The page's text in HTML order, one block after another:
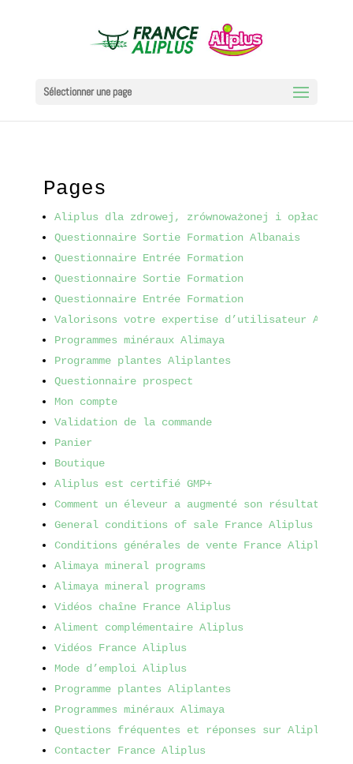
Sélectionner une page
Pages
Aliplus dla zdrowej, zrównoważonej i
Questionnaire Sortie Formation Albanais
Questionnaire Entrée Formation
Questionnaire Sortie Formation
Questionnaire Entrée Formation
Valorisons votre expertise d’utilisateur
Programmes minéraux Alimaya
Programme plantes Aliplantes
Questionnaire prospect
Mon compte
Validation de la commande
Panier
Boutique
Aliplus est certifié GMP+
Comment un éleveur a augmenté son résultat
General conditions of sale France Aliplus (GCS)
Conditions générales de vente France Aliplus
Alimaya mineral programs
Alimaya mineral programs
Vidéos chaîne France Aliplus
Aliment complémentaire Aliplus
Vidéos France Aliplus
Mode d’emploi Aliplus
Programme plantes Aliplantes
Programmes minéraux Alimaya
Questions fréquentes et réponses sur Aliplus
Contacter France Aliplus